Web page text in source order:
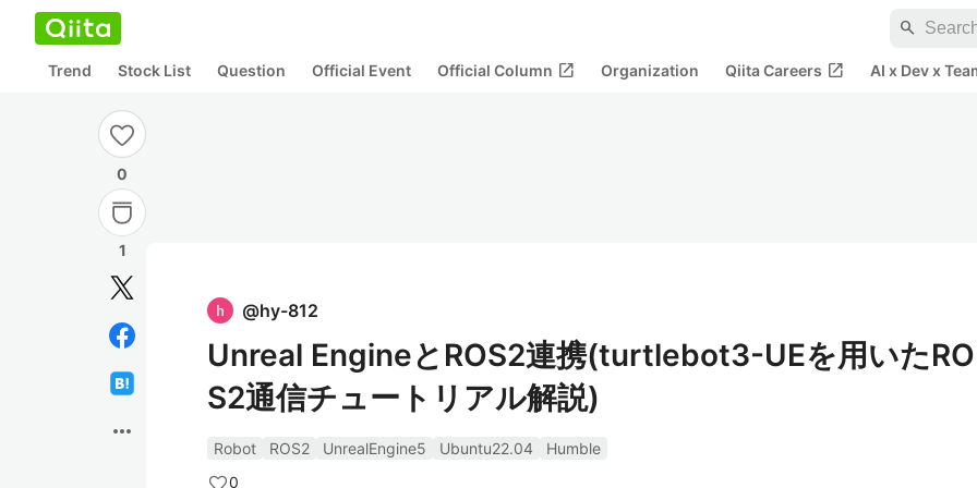
search
Trend Stock List Question Official Event Official Column open_in_new Organization Qiita Careers open_in_new AI x Dev x
0
1
more_horiz
@hy-812
Unreal EngineとROS2連携(turtlebot3-UEを用いたRO
S2通信チュートリアル解説)
Robot ROS2 UnrealEngine5 Ubuntu22.04
Humble
0